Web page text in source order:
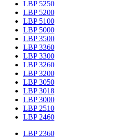
LBP 5250
LBP 5200
LBP 5100
LBP 5000
LBP 3500
LBP 3360
LBP 3300
LBP 3260
LBP 3200
LBP 3050
LBP 3018
LBP 3000
LBP 2510
LBP 2460
LBP 2360